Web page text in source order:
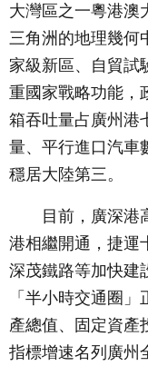
大灣區之一粵港澳
三角洲的地理幾何
家級新區、自貿試
重國家戰略功能，
箱吞吐量占廣州港
量、平行進口汽車
穩居大陸第三。
目前，廣深港
港相繼開通，捷運
深茂鐵路等加快建
「半小時交通圈
產總值、固定資產
指標增速名列廣州